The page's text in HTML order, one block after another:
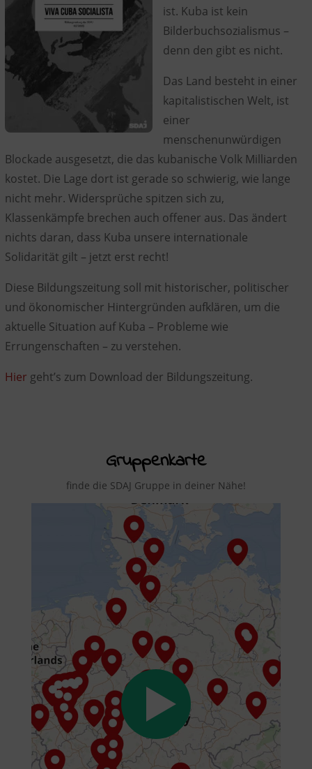
ist. Kuba ist kein
Bilderbuchsozialismus –
denn den gibt es nicht.
Das Land besteht in einer
kapitalistischen Welt, ist
einer
menschenunwürdigen
Blockade ausgesetzt, die das kubanische Volk Milliarden
kostet. Die Lage dort ist gerade so schwierig, wie lange
nicht mehr. Widersprüche spitzen sich zu,
Klassenkämpfe brechen auch offener aus. Das ändert
nichts daran, dass Kuba unsere internationale
Solidarität gilt – jetzt erst recht!
Diese Bildungszeitung soll mit historischer, politischer
und ökonomischer Hintergründen aufklären, um die
aktuelle Situation auf Kuba – Probleme wie
Errungenschaften – zu verstehen.
Hier geht’s zum Download der Bildungszeitung.
Gruppenkarte
finde die SDAJ Gruppe in deiner Nähe!